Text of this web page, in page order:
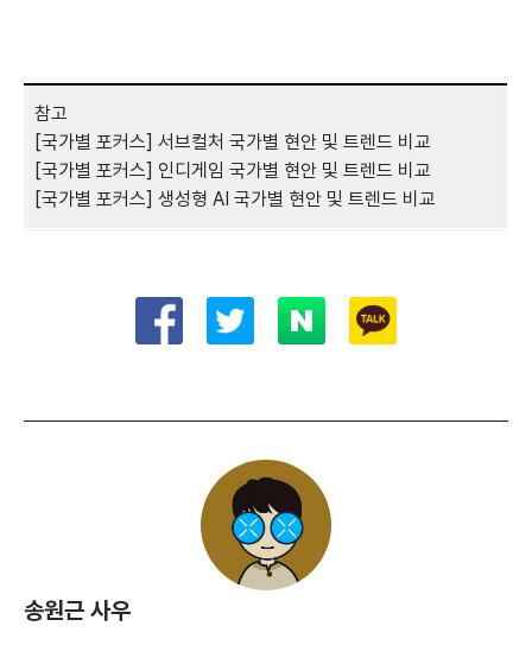
참고
[국가별 포커스] 서브컬처 국가별 현안 및 트렌드 비교
[국가별 포커스] 인디게임 국가별 현안 및 트렌드 비교
[국가별 포커스] 생성형 AI 국가별 현안 및 트렌드 비교
송원근 사우